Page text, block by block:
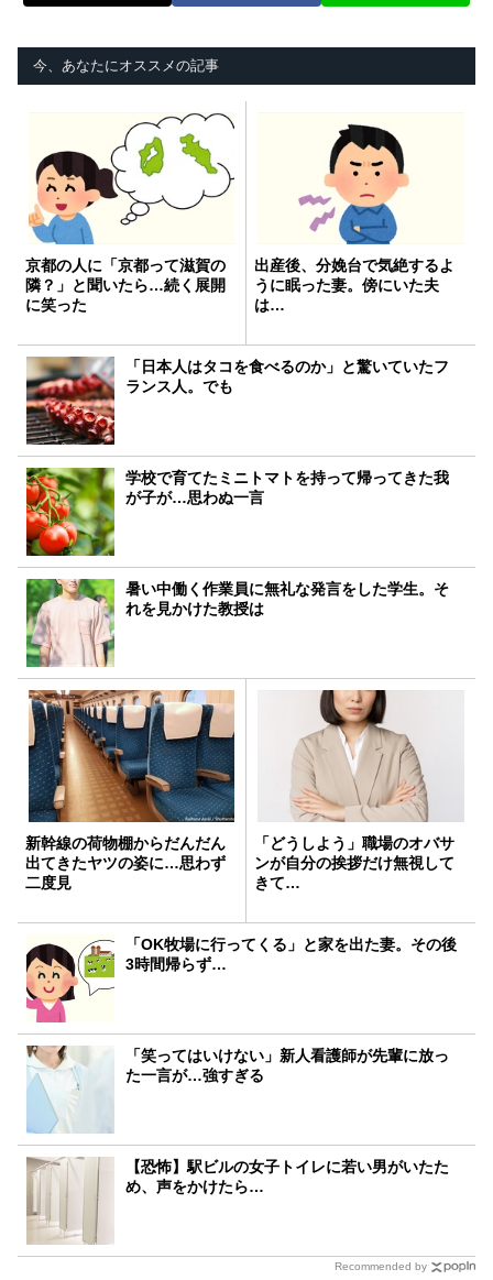
今、あなたにオススメの記事
京都の人に「京都って滋賀の
隣？」と聞いたら…続く展開
に笑った
出産後、分娩台で気絶するよ
うに眠った妻。傍にいた夫
は…
「日本人はタコを食べるのか」と驚いていたフ
ランス人。でも
学校で育てたミニトマトを持って帰ってきた我
が子が…思わぬ一言
暑い中働く作業員に無礼な発言をした学生。そ
れを見かけた教授は
新幹線の荷物棚からだんだん
出てきたヤツの姿に…思わず
二度見
「どうしよう」職場のオバサ
ンが自分の挨拶だけ無視して
きて…
「OK牧場に行ってくる」と家を出た妻。その後
3時間帰らず…
「笑ってはいけない」新人看護師が先輩に放っ
た一言が…強すぎる
【恐怖】駅ビルの女子トイレに若い男がいたた
め、声をかけたら…
Recommended by